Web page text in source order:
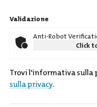
Validazione
Anti-Robot
Click
Trovi l'informativa sulla
sulla privacy.